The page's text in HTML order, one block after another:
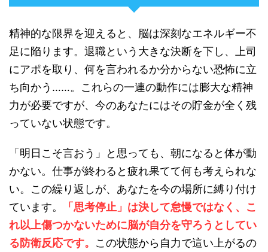
精神的な限界を迎えると、脳は深刻なエネルギー不
足に陥ります。退職という大きな決断を下し、上司
にアポを取り、何を言われるか分からない恐怖に立
ち向かう……。これらの一連の動作には膨大な精神
力が必要ですが、今のあなたにはその貯金が全く残
っていない状態です。
「明日こそ言おう」と思っても、朝になると体が動
かない。仕事が終わると疲れ果てて何も考えられな
い。この繰り返しが、あなたを今の場所に縛り付け
ています。
「思考停止」は決して怠慢ではなく、こ
れ以上傷つかないために脳が自分を守ろうとしてい
る防衛反応です。 この状態から自力で這い上がるの